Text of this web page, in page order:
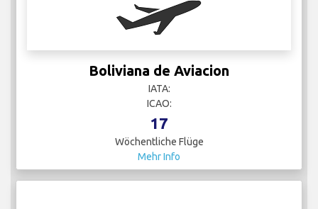
Boliviana de Aviacion
IATA:
ICAO:
17
Wöchentliche Flüge
Mehr Info